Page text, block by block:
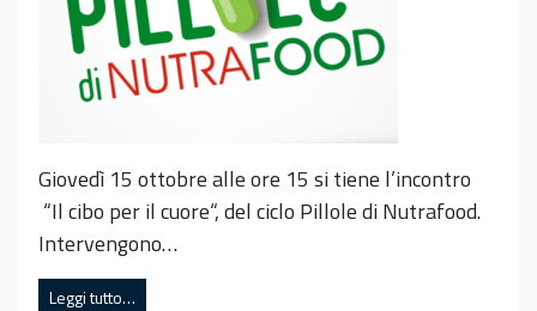
Giovedì 15 ottobre alle ore 15 si tiene l’incontro
“Il cibo per il cuore“, del ciclo Pillole di Nutrafood.
Intervengono…
Leggi tutto…